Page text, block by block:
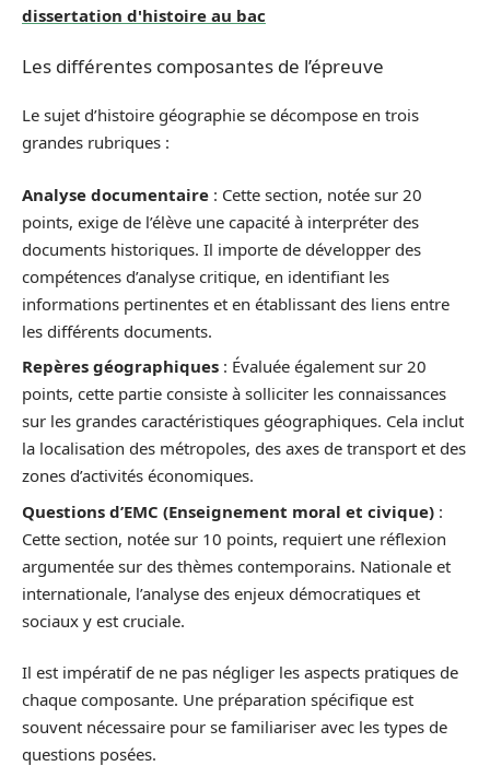
dissertation d'histoire au bac
Les différentes composantes de l’épreuve
Le sujet d’histoire géographie se décompose en trois
grandes rubriques :
Analyse documentaire : Cette section, notée sur 20
points, exige de l’élève une capacité à interpréter des
documents historiques. Il importe de développer des
compétences d’analyse critique, en identifiant les
informations pertinentes et en établissant des liens entre
les différents documents.
Repères géographiques : Évaluée également sur 20
points, cette partie consiste à solliciter les connaissances
sur les grandes caractéristiques géographiques. Cela inclut
la localisation des métropoles, des axes de transport et des
zones d’activités économiques.
Questions d’EMC (Enseignement moral et civique) :
Cette section, notée sur 10 points, requiert une réflexion
argumentée sur des thèmes contemporains. Nationale et
internationale, l’analyse des enjeux démocratiques et
sociaux y est cruciale.
Il est impératif de ne pas négliger les aspects pratiques de
chaque composante. Une préparation spécifique est
souvent nécessaire pour se familiariser avec les types de
questions posées.